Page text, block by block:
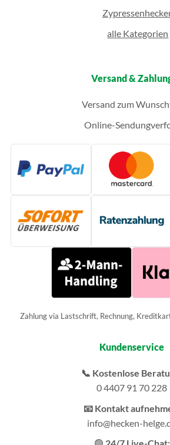
alle Kategorien
Versand &
Versand zum
Online-
Zahlung via Lastschrift, Rechnung,
Kundenservice
📞 Kostenlose
0 4407 91 70 228
📧 Kontakt
info@hecken-